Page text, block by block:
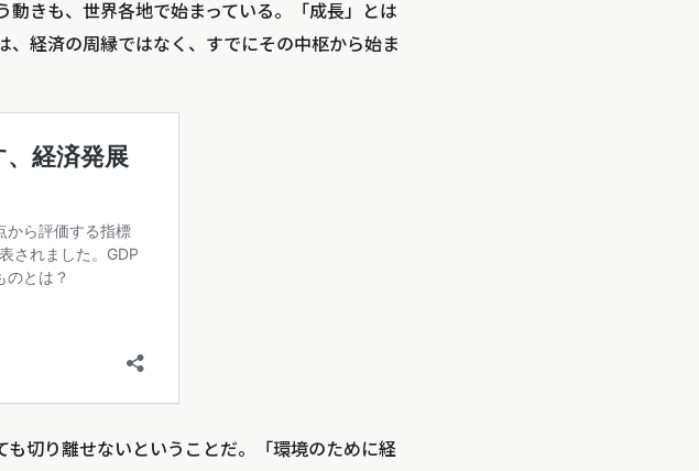
きも、世界各地で始まっている。「成長」とは
経済の周縁ではなく、すでにその中枢から始ま
切り離せないということだ。「環境のために経